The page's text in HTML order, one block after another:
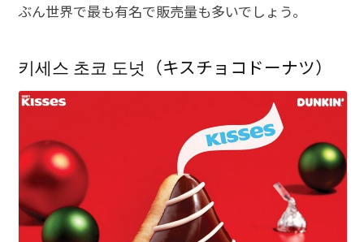
ぶん世界で最も有名で販売量も多いでしょう。
키세스 초코 도넛（キスチョコドーナツ）